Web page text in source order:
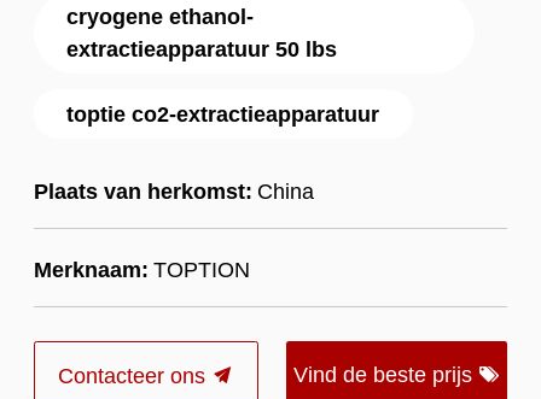
cryogene ethanol-
extractieapparatuur 50 lbs
toptie co2-extractieapparatuur
Plaats van herkomst: China
Merknaam: TOPTION
Contacteer ons Vind de beste prijs